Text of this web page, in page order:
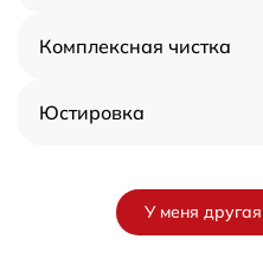
Комплексная чистка
Юстировка
У меня